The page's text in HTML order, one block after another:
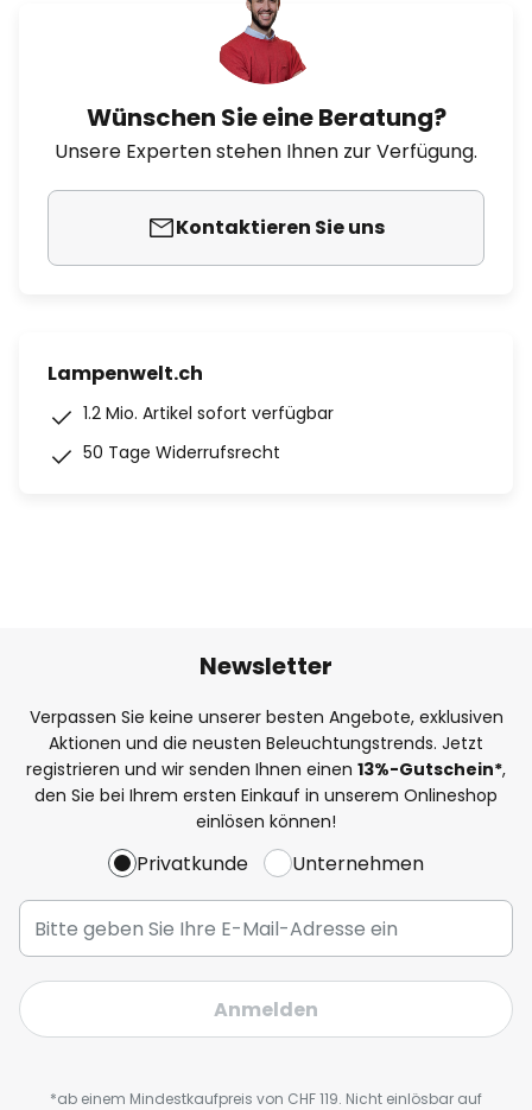
Wünschen Sie eine Beratung?
Unsere Experten stehen Ihnen zur Verfügung.
Kontaktieren Sie uns
Lampenwelt.ch
1.2 Mio. Artikel sofort verfügbar
50 Tage Widerrufsrecht
Newsletter
Verpassen Sie keine unserer besten Angebote, exklusiven
Aktionen und die neusten Beleuchtungstrends. Jetzt
registrieren und wir senden Ihnen einen 13%-Gutschein*,
den Sie bei Ihrem ersten Einkauf in unserem Onlineshop
einlösen können!
Privatkunde Unternehmen
Anmelden
*ab einem Mindestkaufpreis von CHF 119. Nicht einlösbar auf